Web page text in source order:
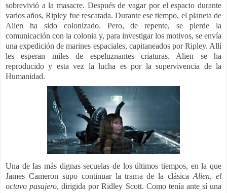
sobrevivió a la masacre. Después de vagar por el espacio durante
varios años, Ripley fue rescatada. Durante ese tiempo, el planeta de
Alien ha sido colonizado. Pero, de repente, se pierde la
comunicación con la colonia y, para investigar los motivos, se envía
una expedición de marines espaciales, capitaneados por Ripley. Allí
les esperan miles de espeluznantes criaturas. Alien se ha
reproducido y esta vez la lucha es por la supervivencia de la
Humanidad.
Una de las más dignas secuelas de los últimos tiempos, en la que
James Cameron supo continuar la trama de la clásica Alien, el
octavo pasajero, dirigida por Ridley Scott. Como tenía ante sí una